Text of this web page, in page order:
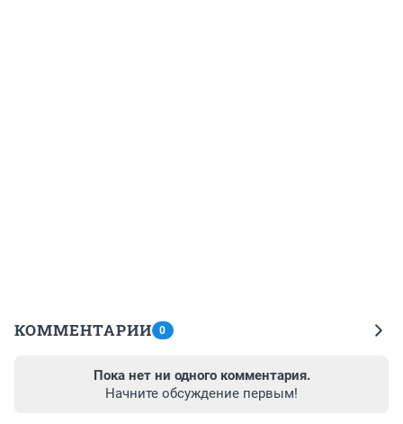
КОММЕНТАРИИ 0
Пока нет ни одного комментария.
Начните обсуждение первым!